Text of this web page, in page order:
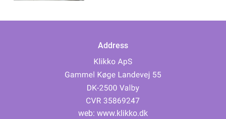
Address
web: www.klikko.dk